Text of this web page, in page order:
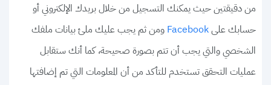
من دقيقتين حيث يمكنك التسجيل من خلال بريدك الإلكتروني أو
حسابك علىFacebook ومن ثم يجب عليك ملئ بيانات ملفك
الشخصي والتي يجب أن تتم بصورة صحيحة، كما أنك ستقابل
عمليات التحقق تستخدم للتأكد من أن المعلومات التي تم إضافتها